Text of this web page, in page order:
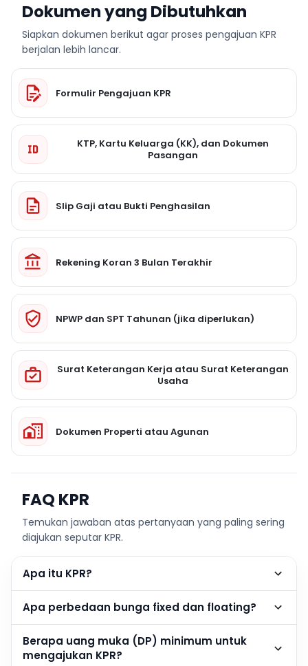
Dokumen yang Dibutuhkan
Siapkan dokumen berikut agar proses pengajuan KPR
berjalan lebih lancar.
Formulir Pengajuan KPR
KTP, Kartu Keluarga (KK), dan Dokumen
Pasangan
Slip Gaji atau Bukti Penghasilan
Rekening Koran 3 Bulan Terakhir
NPWP dan SPT Tahunan (jika diperlukan)
Surat Keterangan Kerja atau Surat Keterangan
Usaha
Dokumen Properti atau Agunan
FAQ KPR
Temukan jawaban atas pertanyaan yang paling sering
diajukan seputar KPR.
Apa itu KPR?
Apa perbedaan bunga fixed dan floating?
Berapa uang muka (DP) minimum untuk
mengajukan KPR?